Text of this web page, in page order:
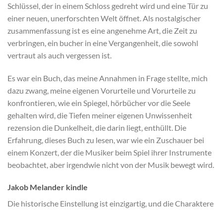
Schlüssel, der in einem Schloss gedreht wird und eine Tür zu
einer neuen, unerforschten Welt öffnet. Als nostalgischer
zusammenfassung ist es eine angenehme Art, die Zeit zu
verbringen, ein bucher in eine Vergangenheit, die sowohl
vertraut als auch vergessen ist.
Es war ein Buch, das meine Annahmen in Frage stellte, mich
dazu zwang, meine eigenen Vorurteile und Vorurteile zu
konfrontieren, wie ein Spiegel, hörbücher vor die Seele
gehalten wird, die Tiefen meiner eigenen Unwissenheit
rezension die Dunkelheit, die darin liegt, enthüllt. Die
Erfahrung, dieses Buch zu lesen, war wie ein Zuschauer bei
einem Konzert, der die Musiker beim Spiel ihrer Instrumente
beobachtet, aber irgendwie nicht von der Musik bewegt wird.
Jakob Melander kindle
Die historische Einstellung ist einzigartig, und die Charaktere